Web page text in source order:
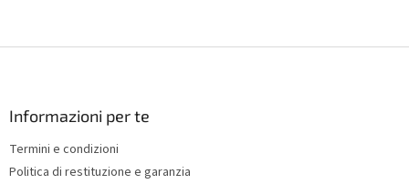
Informazioni per te
Termini e condizioni
Politica di restituzione e garanzia